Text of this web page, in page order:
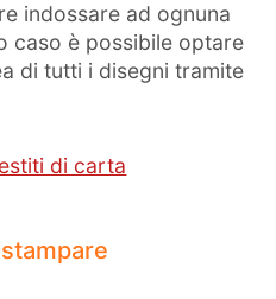
indossare ad ognuna
caso è possibile optare
di tutti i disegni tramite
di carta